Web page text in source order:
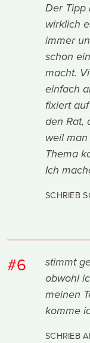
Der Tipp
wirklich
immer
schon
macht.
einfach
fixiert
den Rat,
weil
Thema
Ich
SCHRIEB
#6
stimmt
obwohl
meinen
komme
SCHRIEB